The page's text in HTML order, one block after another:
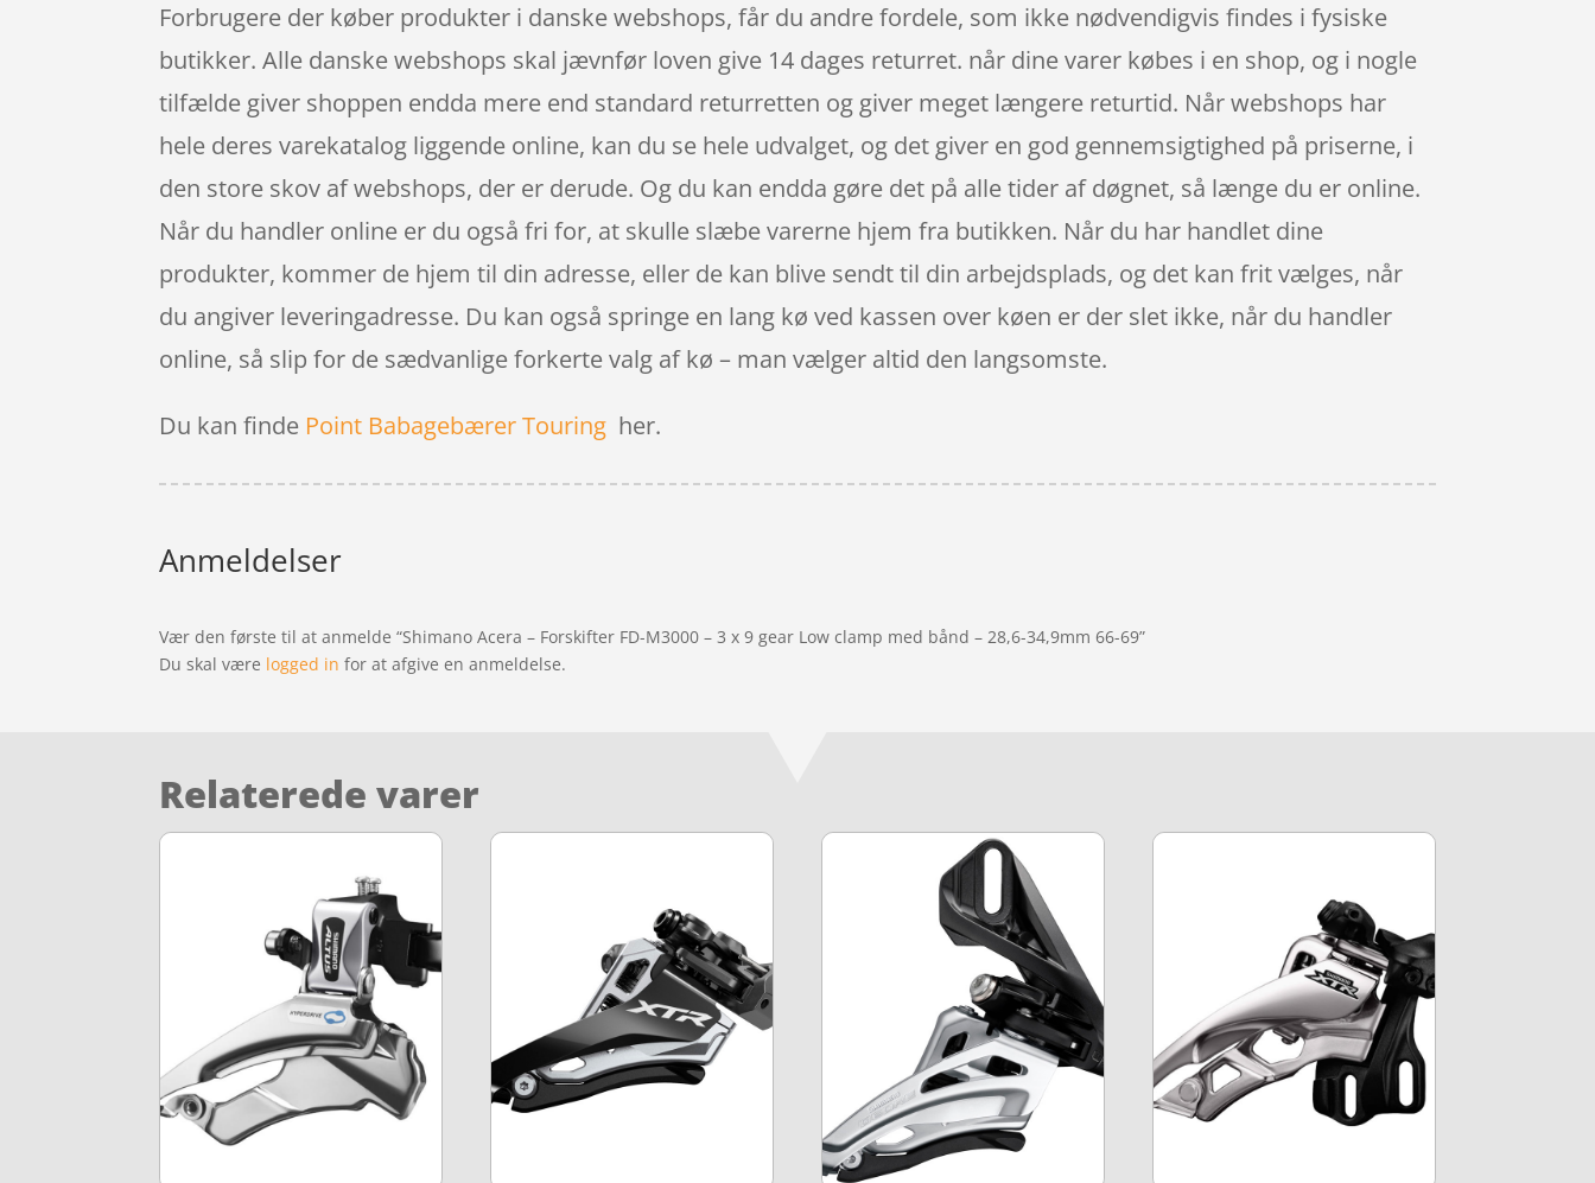
Forbrugere der køber produkter i danske webshops, får du andre fordele, som ikke nødvendigvis findes i fysiske
butikker. Alle danske webshops skal jævnfør loven give 14 dages returret. når dine varer købes i en shop, og i nogle
tilfælde giver shoppen endda mere end standard returretten og giver meget længere returtid. Når webshops har
hele deres varekatalog liggende online, kan du se hele udvalget, og det giver en god gennemsigtighed på priserne, i
den store skov af webshops, der er derude. Og du kan endda gøre det på alle tider af døgnet, så længe du er online.
Når du handler online er du også fri for, at skulle slæbe varerne hjem fra butikken. Når du har handlet dine
produkter, kommer de hjem til din adresse, eller de kan blive sendt til din arbejdsplads, og det kan frit vælges, når
du angiver leveringadresse. Du kan også springe en lang kø ved kassen over køen er der slet ikke, når du handler
online, så slip for de sædvanlige forkerte valg af kø – man vælger altid den langsomste.
Du kan finde Point Babagebærer Touring her.
Anmeldelser
Vær den første til at anmelde “Shimano Acera – Forskifter FD-M3000 – 3 x 9 gear Low clamp med bånd – 28,6-34,9mm 66-69”
Du skal være logged in for at afgive en anmeldelse.
Relaterede varer